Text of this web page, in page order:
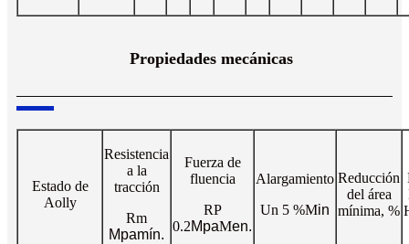
Propiedades mecánicas
Estado de
Aolly
Resistencia
a la
tracción
Rm
Mpamín.
Fuerza de
fluencia
RP
0.2MpaMen.
Alargamiento
Un 5 %Min
Reducción
del área
mínima, %